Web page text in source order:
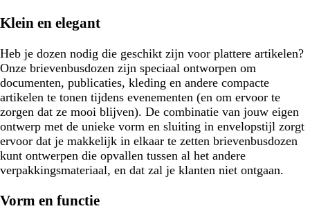
Klein en elegant
Heb je dozen nodig die geschikt zijn voor plattere artikelen?
Onze brievenbusdozen zijn speciaal ontworpen om
documenten, publicaties, kleding en andere compacte
artikelen te tonen tijdens evenementen (en om ervoor te
zorgen dat ze mooi blijven). De combinatie van jouw eigen
ontwerp met de unieke vorm en sluiting in envelopstijl zorgt
ervoor dat je makkelijk in elkaar te zetten brievenbusdozen
kunt ontwerpen die opvallen tussen al het andere
verpakkingsmateriaal, en dat zal je klanten niet ontgaan.
Vorm en functie